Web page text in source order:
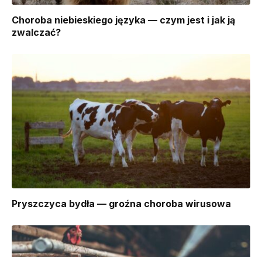
Choroba niebieskiego języka — czym jest i jak ją
zwalczać?
Pryszczyca bydła — groźna choroba wirusowa